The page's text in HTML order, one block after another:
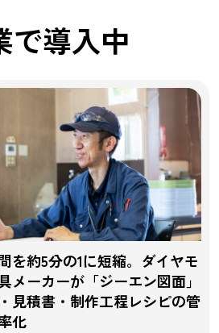
で導入中
を約5分の1に短縮。ダイヤモ
メーカーが「ジーエン図面」
見積書・制作工程レシピの管
化